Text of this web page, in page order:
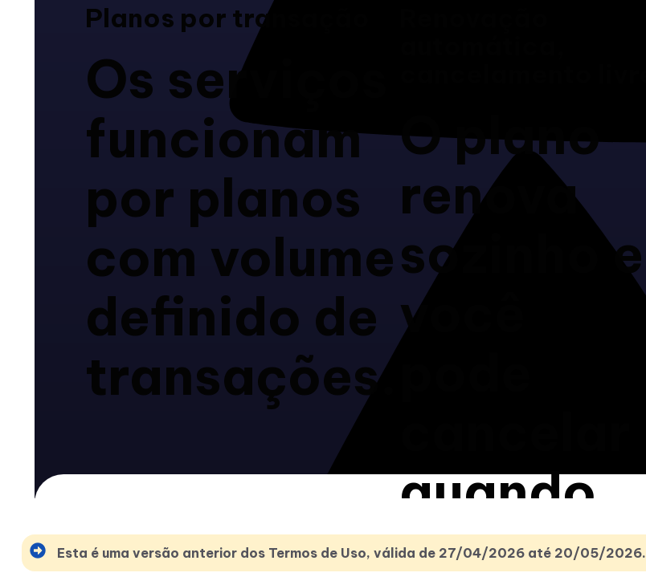
Planos por transação
Os serviços
funcionam
por planos
com volume
definido de
transações.
O plano
renova
sozinho e
você
quando
quiser.
Esta é uma versão anterior dos Termos de Uso, válida de 27/04/2026 até 20/05/2026.